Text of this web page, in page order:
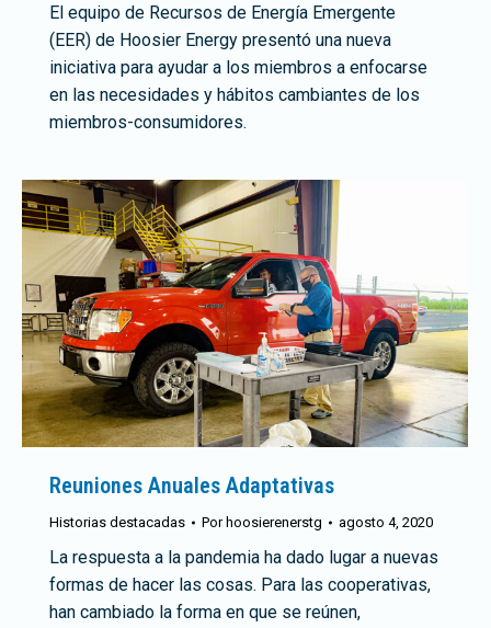
El equipo de Recursos de Energía Emergente
(EER) de Hoosier Energy presentó una nueva
iniciativa para ayudar a los miembros a enfocarse
en las necesidades y hábitos cambiantes de los
miembros-consumidores.
Reuniones Anuales Adaptativas
Historias destacadas Porhoosierenerstg agosto 4, 2020
La respuesta a la pandemia ha dado lugar a nuevas
formas de hacer las cosas. Para las cooperativas,
han cambiado la forma en que se reúnen,